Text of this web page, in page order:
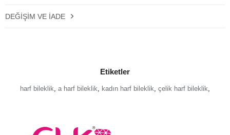
DEĞIŞIM VE İADE
Etiketler
harf bileklik a harf bileklik kadın harf bileklik çelik harf bileklik